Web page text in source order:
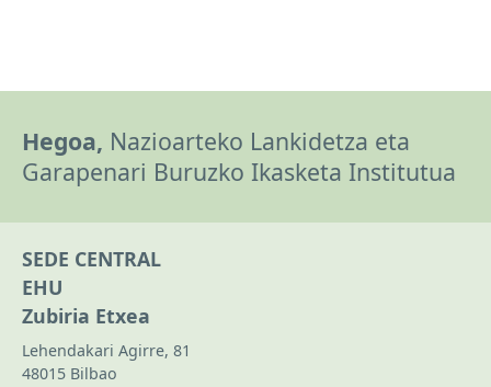
Hegoa, Nazioarteko Lankidetza eta
Garapenari Buruzko Ikasketa Institutua
SEDE CENTRAL
EHU
Zubiria Etxea
Lehendakari Agirre, 81
48015 Bilbao